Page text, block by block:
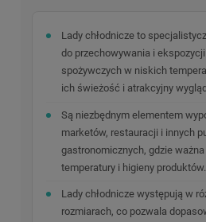
Lady chłodnicze to
do przechowywania i
spożywczych w niskich
ich świeżość i atrakcyjny
Są niezbędnym elementem
marketów, restauracji i innych
gastronomicznych, gdzie
temperatury i higieny produktów.
Lady chłodnicze występują w
rozmiarach, co pozwala